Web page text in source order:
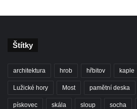
Socha Panter v ZOO Leipzig
Socha Dívka s mušlí v ZOO Leipzig
Socha Tygr v ZOO Leipzig
Štítky
architektura hrob hřbitov kaple
Lužické hory Most pamětní deska
pískovec skála sloup socha